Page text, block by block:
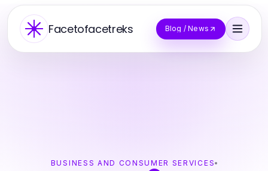
Facetofacetreks Blog / News
BUSINESS AND CONSUMER SERVICES